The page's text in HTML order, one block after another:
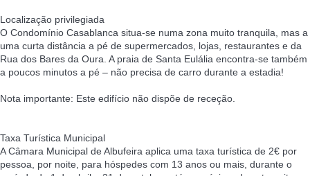
Localização privilegiada
O Condomínio Casablanca situa-se numa zona muito tranquila, mas a
uma curta distância a pé de supermercados, lojas, restaurantes e da
Rua dos Bares da Oura. A praia de Santa Eulália encontra-se também
a poucos minutos a pé – não precisa de carro durante a estadia!
Nota importante: Este edifício não dispõe de receção.
Taxa Turística Municipal
A Câmara Municipal de Albufeira aplica uma taxa turística de 2€ por
pessoa, por noite, para hóspedes com 13 anos ou mais, durante o